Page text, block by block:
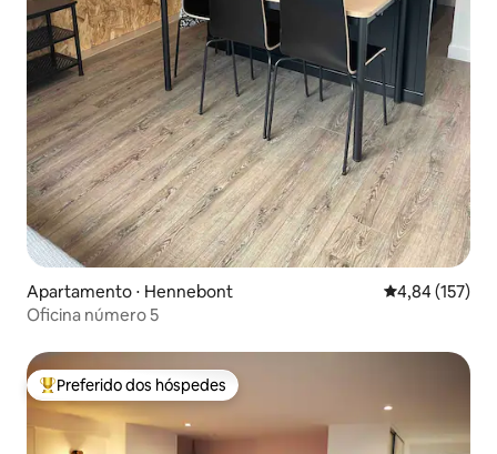
Apartamento ⋅ Hennebont 4,84 de uma
4,84 (157)
Oficina número 5
Entre os melhores preferidos dos hóspedes
Preferido dos hóspedes